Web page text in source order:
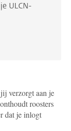
ULCN-
verzorgt aan je
roosters
dat je inlogt